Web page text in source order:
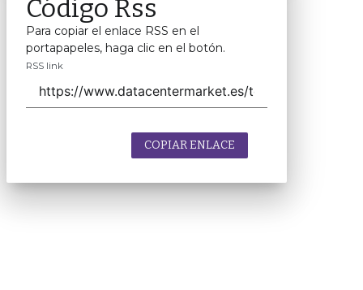
Código Rss
Para copiar el enlace RSS en el
portapapeles, haga clic en el botón.
RSS link
COPIAR ENLACE